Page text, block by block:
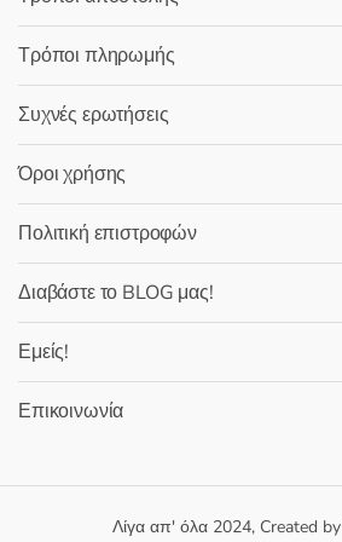
Τρόποι πληρωμής
Συχνές ερωτήσεις
Όροι χρήσης
Πολιτική επιστροφών
Διαβάστε το BLOG μας!
Εμείς!
Επικοινωνία
Λίγα απ' όλα 2024, Created by